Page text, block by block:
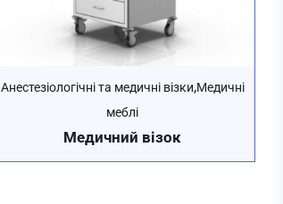
Анестезіологічні та медичні візки,Медичні
меблі
Медичний візок